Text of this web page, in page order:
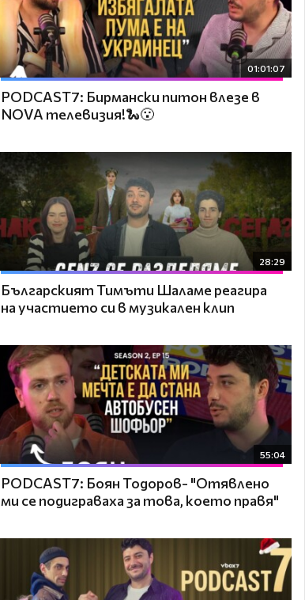
01:01:07
PODCAST7: Бирмански питон влезе в
NOVA телевизия!🐍😮
28:29
Българският Тимъти Шаламе реагира
на участието си в музикален клип
55:04
PODCAST7: ‪Боян Тодоров- "Отявлено
ми се подиграваха за това, което правя"